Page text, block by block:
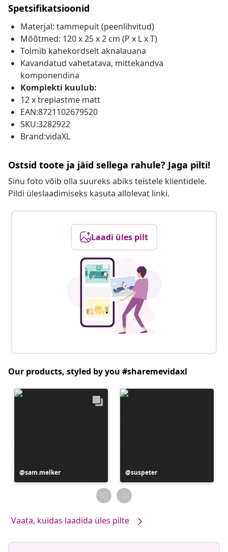
Spetsifikatsioonid
Materjal: tammepuit (peenlihvitud)
Mõõtmed: 120 x 25 x 2 cm (P x L x T)
Toimib kahekordselt aknalauana
Kavandatud vahetatava, mittekandva
komponendina
Komplekti kuulub:
12 x trepiastme matt
EAN:8721102679520
SKU:3282922
Brand:vidaXL
Ostsid toote ja jäid sellega rahule? Jaga pilti!
Sinu foto võib olla suureks abiks teistele klientidele.
Pildi üleslaadimiseks kasuta allolevat linki.
Laadi üles pilt
Our products, styled by you #sharemevidaxl
Postitus
avaldatud
sam.melker
Postitus
avaldatud
suspeter
Vaata, kuidas laadida üles pilte